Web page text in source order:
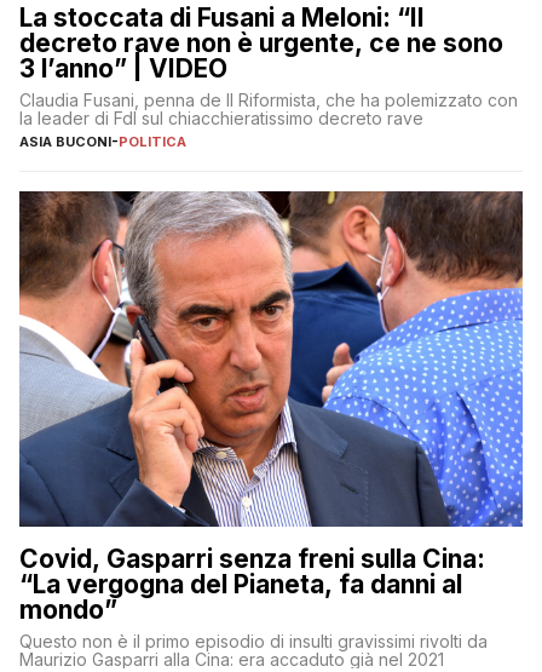
La stoccata di Fusani a Meloni: “Il
decreto rave non è urgente, ce ne sono
3 l’anno” | VIDEO
Claudia Fusani, penna de Il Riformista, che ha polemizzato con
la leader di FdI sul chiacchieratissimo decreto rave
ASIA BUCONI-POLITICA
Covid, Gasparri senza freni sulla Cina:
“La vergogna del Pianeta, fa danni al
mondo”
Questo non è il primo episodio di insulti gravissimi rivolti da
Maurizio Gasparri alla Cina: era accaduto già nel 2021